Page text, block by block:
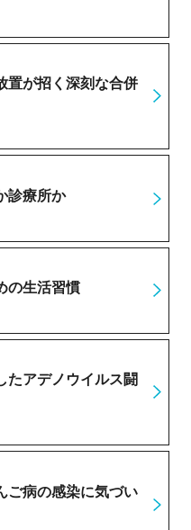
置が招く深刻な合併
診療所か
の生活習慣
たアデノウイルス闘
ご病の感染に気づい